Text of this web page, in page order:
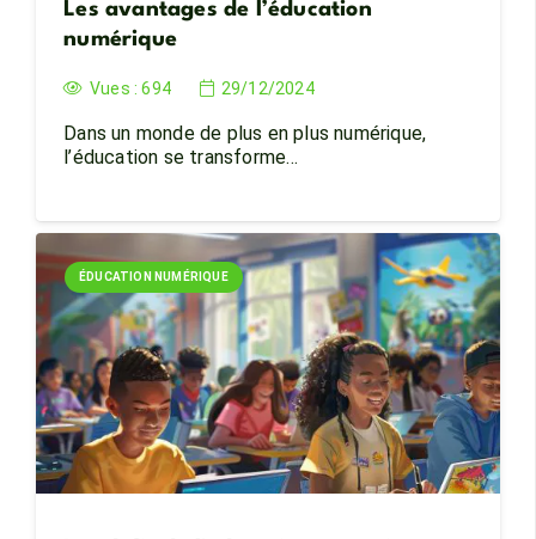
Les avantages de l’éducation
numérique
Vues :694 29/12/2024
Dans un monde de plus en plus numérique,
l’éducation se transforme…
ÉDUCATION NUMÉRIQUE